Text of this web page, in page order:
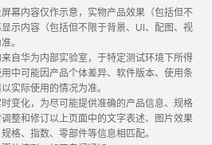
幕内容仅作示意，实物产品效果（包括但不
示内容（包括但不限于背景、UI、配图、视
。
自华为内部实验室，于特定测试环境下所得
用中可能因产品个体差异、软件版本、使用条
实际使用的情况为准。
变化，为尽可能提供准确的产品信息、规格
整和修订以上页面中的文字表述、图片效果
格、指数、零部件等信息相匹配。